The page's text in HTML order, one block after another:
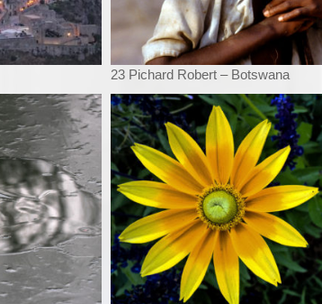
23 Pichard Robert – Botswana